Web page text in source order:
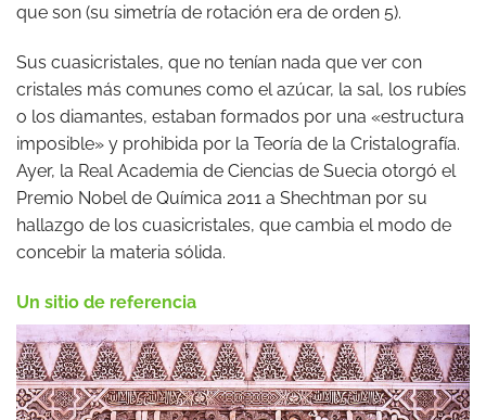
que son (su simetría de rotación era de orden 5).
Sus cuasicristales, que no tenían nada que ver con
cristales más comunes como el azúcar, la sal, los rubíes
o los diamantes, estaban formados por una «estructura
imposible» y prohibida por la Teoría de la Cristalografía.
Ayer, la Real Academia de Ciencias de Suecia otorgó el
Premio Nobel de Química 2011 a Shechtman por su
hallazgo de los cuasicristales, que cambia el modo de
concebir la materia sólida.
Un sitio de referencia